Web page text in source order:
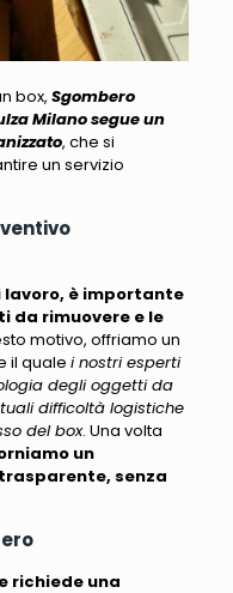
box, Sgombero
Milano segue un
, che si
un servizio
lavoro, è importante
da rimuovere e le
motivo, offriamo un
il quale i nostri esperti
degli oggetti da
difficoltà logistiche
del box. Una volta
un
senza
richiede una